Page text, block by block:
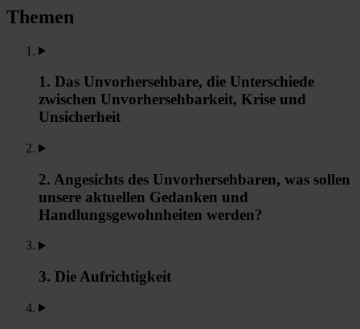
Themen
1. Das Unvorhersehbare, die Unterschiede
zwischen Unvorhersehbarkeit, Krise und
Unsicherheit
2. Angesichts des Unvorhersehbaren, was sollen
unsere aktuellen Gedanken und
Handlungsgewohnheiten werden?
3. Die Aufrichtigkeit